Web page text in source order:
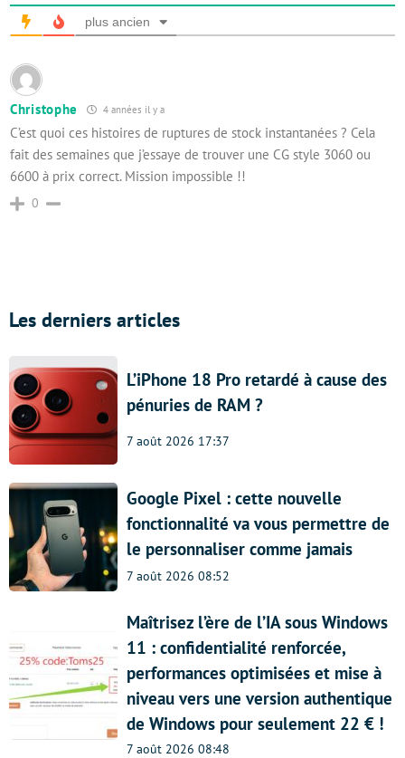
plus ancien
Christophe 4 années il y a
C’est quoi ces histoires de ruptures de stock instantanées ? Cela
fait des semaines que j’essaye de trouver une CG style 3060 ou
6600 à prix correct. Mission impossible !!
0
Les derniers articles
L’iPhone 18 Pro retardé à cause des
pénuries de RAM ?
7 août 2026 17:37
Google Pixel : cette nouvelle
fonctionnalité va vous permettre de
le personnaliser comme jamais
7 août 2026 08:52
Maîtrisez l’ère de l’IA sous Windows
11 : confidentialité renforcée,
performances optimisées et mise à
niveau vers une version authentique
de Windows pour seulement 22 € !
7 août 2026 08:48